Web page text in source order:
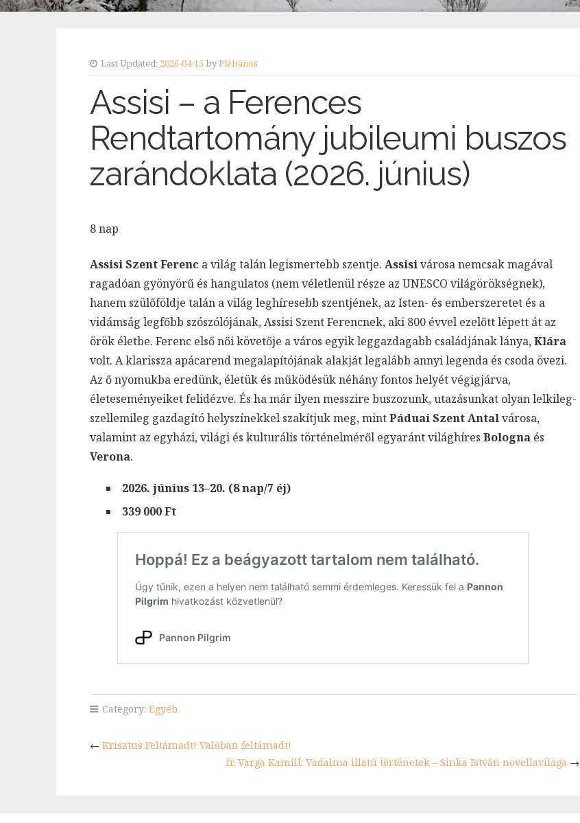
Last Updated: 2026-04-15 byPlébános
Assisi – a Ferences
Rendtartomány jubileumi buszos
zarándoklata (2026. június)
8 nap
Assisi Szent Ferenc a világ talán legismertebb szentje. Assisivárosa nemcsak magával
ragadóan gyönyörű és hangulatos (nem véletlenül része az UNESCO világörökségnek),
hanem szülőföldje talán a világ leghíresebb szentjének, az Isten- és emberszeretet és a
vidámság legfőbb szószólójának, Assisi Szent Ferencnek, aki 800 évvel ezelőtt lépett át az
örök életbe. Ferenc első női követője a város egyik leggazdagabb családjának lánya,Klára
volt. A klarissza apácarend megalapítójának alakját legalább annyi legenda és csoda övezi.
Az ő nyomukba eredünk, életük és működésük néhány fontos helyét végigjárva,
életeseményeiket felidézve. És ha már ilyen messzire buszozunk, utazásunkat olyan lelkileg-
szellemileg gazdagító helyszínekkel szakítjuk meg, mintPáduai Szent Antalvárosa,
valamint az egyházi, világi és kulturális történelméről egyaránt világhíres Bolognaés
Verona.
2026. június 13–20. (8 nap/7 éj)
339 000 Ft
Category: Egyéb
← Krisztus Feltámadt! Valóban feltámadt!
fr. Varga Kamill: Vadalma illatú történetek – Sinka István novellavilága →